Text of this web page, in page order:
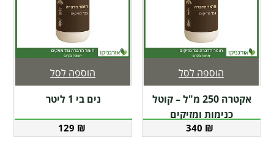
אקטרה 250 מ"ל – קוטל
כנימות ומזיקים
340 ₪
הוספה לסל
נים בי 1 ליטר
129 ₪
הוספה לסל